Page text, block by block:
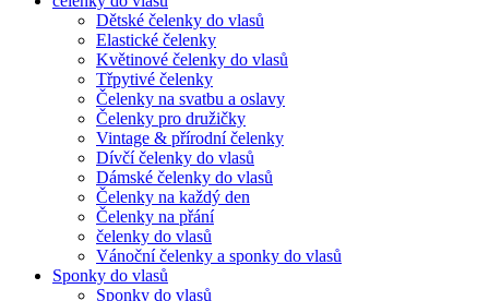
Dětské čelenky do vlasů
Elastické čelenky
Květinové čelenky do vlasů
Třpytivé čelenky
Čelenky na svatbu a oslavy
Čelenky pro družičky
Vintage & přírodní čelenky
Dívčí čelenky do vlasů
Dámské čelenky do vlasů
Čelenky na každý den
Čelenky na přání
čelenky do vlasů
Vánoční čelenky a sponky do vlasů
Sponky do vlasů
Sponky do vlasů